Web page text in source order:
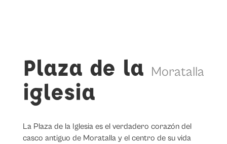
Plaza de la
iglesia
Moratalla
La Plaza de la Iglesia es el verdadero corazón del
casco antiguo de Moratalla y el centro de su vida